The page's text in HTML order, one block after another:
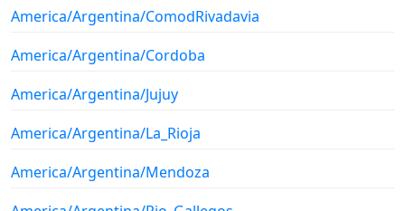
America/Argentina/ComodRivadavia
America/Argentina/Cordoba
America/Argentina/Jujuy
America/Argentina/La_Rioja
America/Argentina/Mendoza